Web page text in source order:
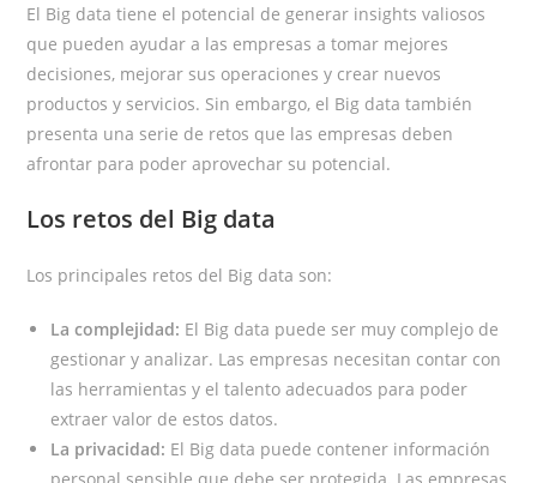
El Big data tiene el potencial de generar insights valiosos
que pueden ayudar a las empresas a tomar mejores
decisiones, mejorar sus operaciones y crear nuevos
productos y servicios. Sin embargo, el Big data también
presenta una serie de retos que las empresas deben
afrontar para poder aprovechar su potencial.
Los retos del Big data
Los principales retos del Big data son:
La complejidad: El Big data puede ser muy complejo de
gestionar y analizar. Las empresas necesitan contar con
las herramientas y el talento adecuados para poder
extraer valor de estos datos.
La privacidad: El Big data puede contener información